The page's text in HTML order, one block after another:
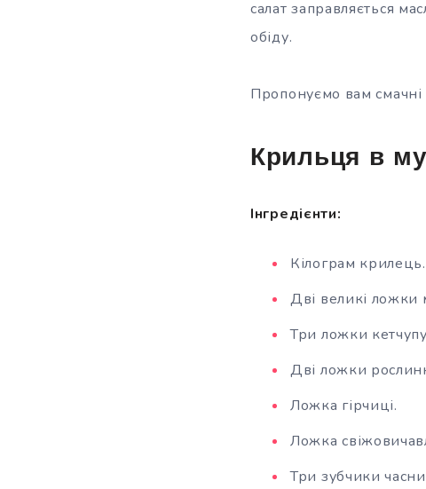
салат заправляється
обіду.
Пропонуємо вам
Крильця в
Інгредієнти:
Кілограм крилець.
Дві великі ложки
Три ложки
Дві ложки
Ложка гірчиці.
Ложка
Три зубчики